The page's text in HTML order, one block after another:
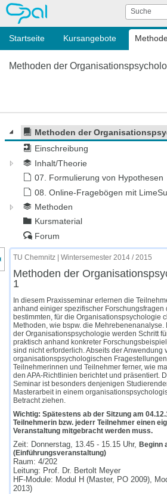
OPAL Suche
Startseite Kursangebote
Methoden der
Methoden der
Einschreibung
Inhalt/Theorie
07. Formulierung von Hypothesen
08. Online-Fragebögen mit
Methoden
Kursmaterial
Forum
des Kursmenüs
TU Chemnitz | Wintersemester 2014 / 2015
Methoden der
1
In diesem Praxisseminar erlernen die
anhand einiger spezifischer Forschungsfragen
bestimmten, für die Organisationspsychologie
Methoden, wie bspw. die
der Organisationspsychologie werden Schritt
praktisch anhand konkreter
sind nicht erforderlich. Abseits der Anwendung
organisationspsychologischen
Teilnehmerinnen und Teilnehmer ferner, wie
den APA-Richtlinien berichtet und präsentiert.
Seminar ist besonders denjenigen
Masterarbeit in einem
Betracht ziehen.
Wichtig: Spätestens ab der Sitzung am
Teilnehmerin bzw. jederr Teilnehmer einen
Veranstaltung mitgebracht werden muss.
Zeit: Donnerstag, 13.45 - 15.15 Uhr,Beginn
(Einführungsveranstaltung)
Raum: 4/202
Leitung: Prof. Dr. Bertolt Meyer
HF-Module: Modul H (Master, PO 2009),
2013)